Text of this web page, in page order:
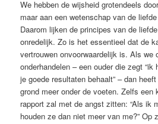
We hebben de wijsheid grotendeels
maar aan een wetenschap van de
Daarom lijken de principes van de
onredelijk. Zo is het essentieel dat de
vertrouwen onvoorwaardelijk is. Als we
onderhandelen – een ouder die zegt
je goede resultaten behaalt” – dan
grond meer onder de voeten. Zelfs een
rapport zal met de angst zitten: “Als ik
houden ze dan niet meer van me?” Op